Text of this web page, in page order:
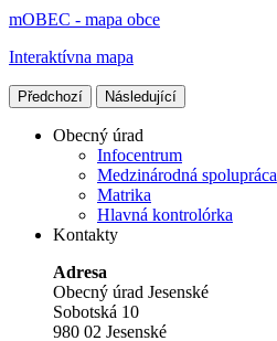
mOBEC - mapa obce
Interaktívna mapa
Předchozí Následující
Obecný úrad
Infocentrum
Medzinárodná spolupráca
Matrika
Hlavná kontrolórka
Kontakty
Adresa
Obecný úrad Jesenské
Sobotská 10
980 02 Jesenské